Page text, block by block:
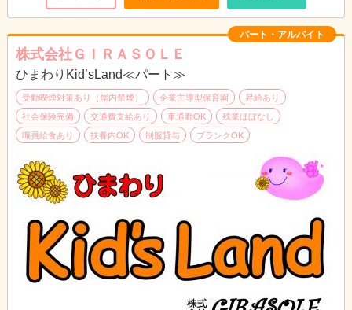
パート・アルバイト
株式会社ＧＩＲＡＳＯＬＥ
ひまわりKid’sLand≪パート≫
受動喫煙対策あり（屋内禁煙） 企業主導型保育園
昇給あり
社会保険完備
交通費支給あり 車通勤OK
残業ほぼなし
職員給食あり
扶養内OK 制服貸与 ブランクOK